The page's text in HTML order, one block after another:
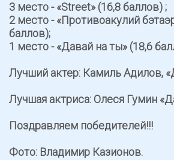
3 место - «Street» (16,8 баллов) ;
2 место - «Противоакулий
баллов);
1 место - «Давай на ты» (18,6
Лучший актер: Камиль Адилов,
Лучшая актриса: Олеся Гумин
Поздравляем победителей!!!
Фото: Владимир Казионов.